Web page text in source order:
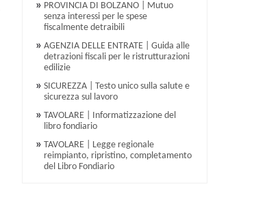
PROVINCIA DI BOLZANO | Mutuo
senza interessi per le spese
fiscalmente detraibili
AGENZIA DELLE ENTRATE | Guida alle
detrazioni fiscali per le ristrutturazioni
edilizie
SICUREZZA | Testo unico sulla salute e
sicurezza sul lavoro
TAVOLARE | Informatizzazione del
libro fondiario
TAVOLARE | Legge regionale
reimpianto, ripristino, completamento
del Libro Fondiario